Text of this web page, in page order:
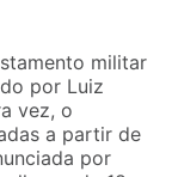
militar
por Luiz
vez, o
a partir de
por